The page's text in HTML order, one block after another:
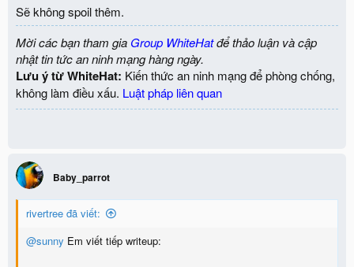
Sẽ không spoil thêm.
Mời các bạn tham gia Group WhiteHatđể thảo luận và cập
nhật tin tức an ninh mạng hàng ngày.
Lưu ý từ WhiteHat: Kiến thức an ninh mạng để phòng chống,
không làm điều xấu. Luật pháp liên quan
Baby_parrot
rivertree đã viết:
@sunny Em viết tiếp writeup: